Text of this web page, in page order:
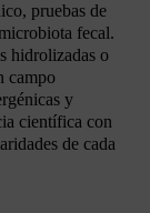
pruebas de
fecal.
hidrolizadas o
campo
y
científica con
de cada